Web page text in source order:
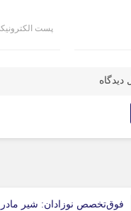
پست
دیدگاه
فوق‌تخصص نوزادان: شیر مادر